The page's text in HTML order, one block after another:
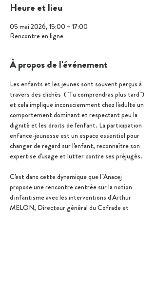
Heure et lieu
05 mai 2026, 15:00 – 17:00
Rencontre en ligne
À propos de l'événement
Les enfants et les jeunes sont souvent perçus à
travers des clichés  ("Tu comprendras plus tard")
et cela implique inconsciemment chez l'adulte un
comportement dominant et respectant peu la
dignité et les droits de l'enfant. La participation
enfance-jeunesse est un espace essentiel pour
changer de regard sur l'enfant, reconnaître son
expertise d'usage et lutter contre ses préjugés.
C'est dans cette dynamique que l''Anacej
propose une rencontre centrée sur la notion
d'infantisme avec les interventions d'Arthur
MELON, Directeur général du Cofrade et